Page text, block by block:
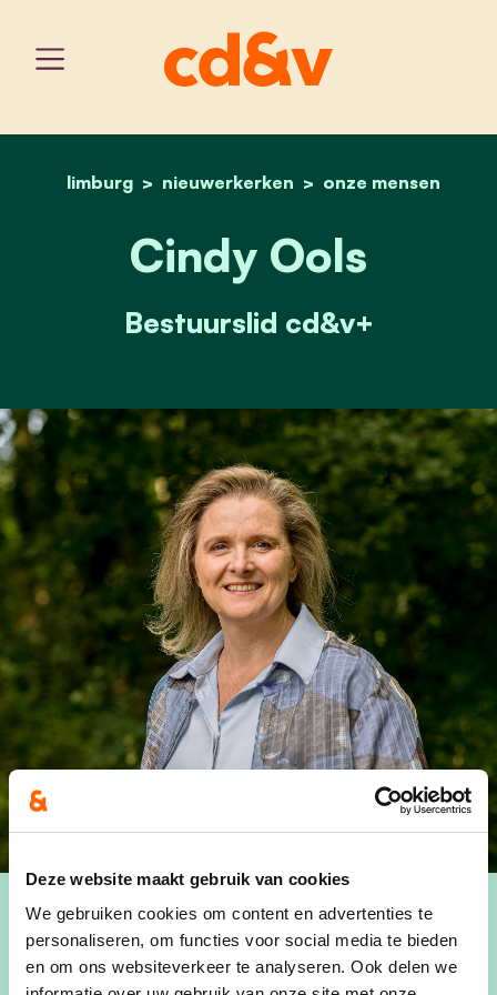
Deze website maakt gebruik van cookies
We gebruiken cookies om content en advertenties te
personaliseren, om functies voor social media te bieden
en om ons websiteverkeer te analyseren. Ook delen we
home
limburg nieuwerkerken onze mensen
cindy ools
Cindy Ools
Bestuurslid cd&v+